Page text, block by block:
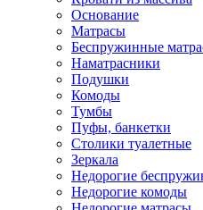
Основание
Матрасы
Беспружинные
Наматрасники
Подушки
Комоды
Тумбы
Пуфы, банкетки
Столики туалетные
Зеркала
Недорогие
Недорогие комоды